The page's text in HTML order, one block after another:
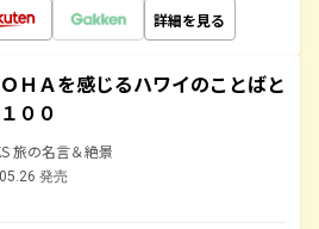
詳細を見る
ＨＡを感じるハワイのことばと
００
旅の名言＆絶景
発売